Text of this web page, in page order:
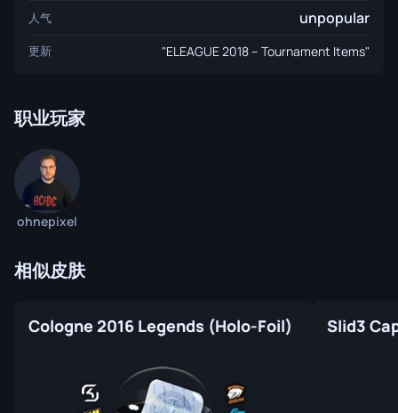
人气 unpopular
更新 "ELEAGUE 2018 – Tournament Items"
职业玩家
ohnepixel
相似皮肤
Cologne 2016 Legends (Holo-Foil) Slid3